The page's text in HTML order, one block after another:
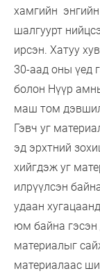
хамгийн энгийн
шалгуурт
ирсэн. Хатуу
30-аад оны үед
болон Нүүр
маш том дэвшил
Гэвч уг
эд эрхтний
хийгдэж уг
илрүүлсэн
удаан
юм байна гэсэн
материалыг
материалаас